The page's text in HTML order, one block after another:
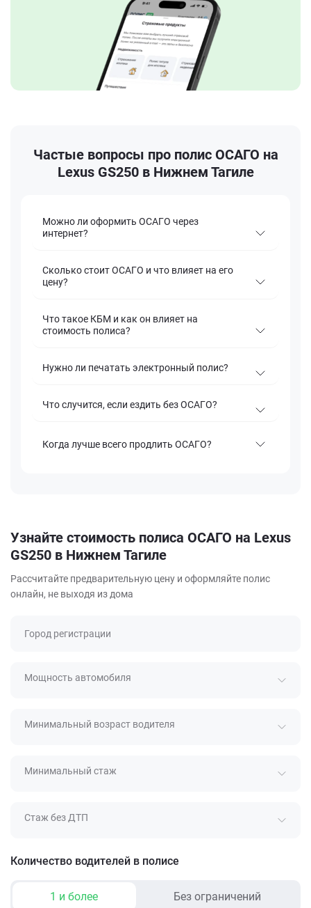
Частые вопросы про полис ОСАГО на
Lexus GS250 в Нижнем Тагиле
Можно ли оформить ОСАГО через
интернет?
Сколько стоит ОСАГО и что влияет на его
цену?
Что такое КБМ и как он влияет на
стоимость полиса?
Нужно ли печатать электронный полис?
Что случится, если ездить без ОСАГО?
Когда лучше всего продлить ОСАГО?
Узнайте стоимость полиса ОСАГО на Lexus
GS250 в Нижнем Тагиле
Рассчитайте предварительную цену и оформляйте полис
онлайн, не выходя из дома
Город регистрации
Мощность автомобиля
Минимальный возраст водителя
Минимальный стаж
Стаж без ДТП
Количество водителей в полисе
1 и более Без ограничений